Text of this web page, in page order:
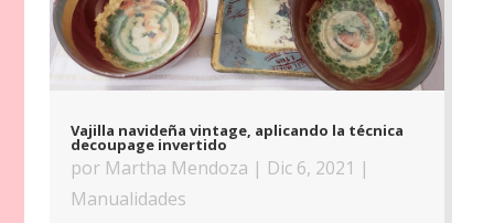
Vajilla navideña vintage, aplicando la técnica
decoupage invertido
por Martha Mendoza | Dic 6, 2021 |
Manualidades